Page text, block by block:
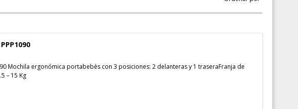
Mochila ergonómica portabebés con 3 posiciones: 2 delanteras y 1 traseraFranja de
– 15 Kg